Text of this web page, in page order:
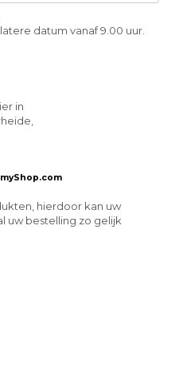
datum vanaf 9.00 uur.
in
myShop.com
hierdoor kan uw
uw bestelling zo gelijk